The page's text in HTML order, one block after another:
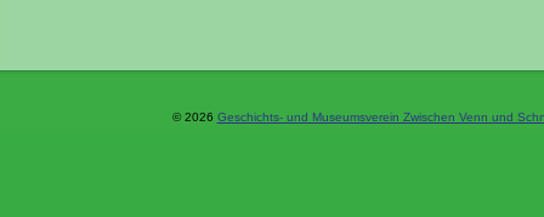
© 2026 Geschichts- und Museumsverein Zwischen Venn und